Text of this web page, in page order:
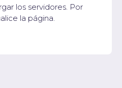
los servidores. Por
la página.